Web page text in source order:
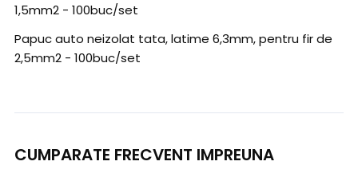
1,5mm2 - 100buc/set
Papuc auto neizolat tata, latime 6,3mm, pentru fir de
2,5mm2 - 100buc/set
CUMPARATE FRECVENT IMPREUNA